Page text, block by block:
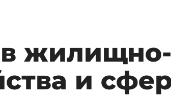
жилищно-
и